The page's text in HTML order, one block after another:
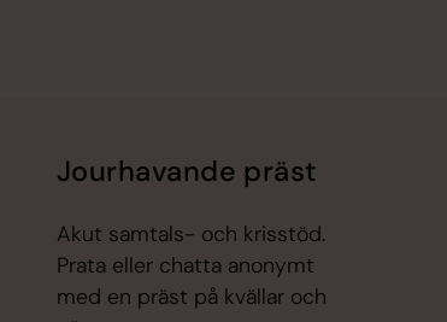
Jourhavande präst
Akut samtals- och krisstöd.
Prata eller chatta anonymt
med en präst på kvällar och